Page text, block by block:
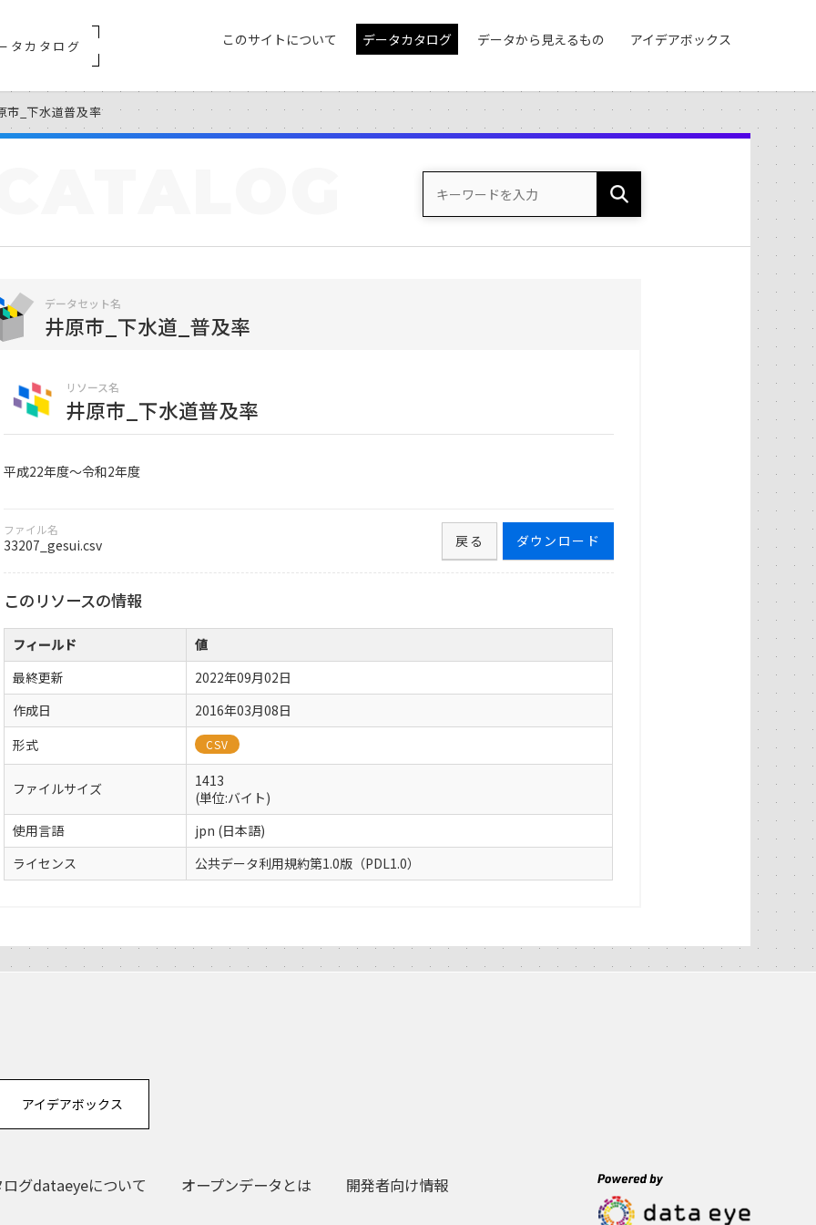
タカタログ このサイトについて データカタログ データから見えるもの アイデアボックス
市_下水道普及率
データセット名
井原市_下水道_普及率
リソース名
井原市_下水道普及率
平成22年度～令和2年度
ファイル名
33207_gesui.csv ダウンロード
戻る
このリソースの情報
フィールド
値
最終更新
2022年09月02日
作成日
2016年03月08日
形式
CSV
ファイルサイズ
1413
(単位:バイト)
使用言語
jpn (日本語)
ライセンス
公共データ利用規約第1.0版（PDL1.0）
アイデアボックス
グdataeyeについて オープンデータとは 開発者向け情報